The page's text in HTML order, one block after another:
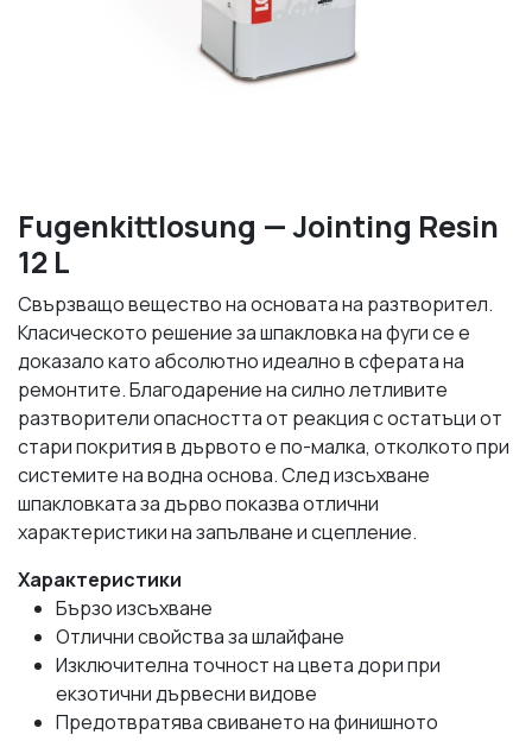
Fugenkittlosung — Jointing Resin
12 L
Свързващо вещество на основата на разтворител.
Класическото решение за шпакловка на фуги се е
доказало като абсолютно идеално в сферата на
ремонтите. Благодарение на силно летливите
разтворители опасността от реакция с остатъци от
стари покрития в дървото е по-малка, отколкото при
системите на водна основа. След изсъхване
шпакловката за дърво показва отлични
характеристики на запълване и сцепление.
Характеристики
Бързо изсъхване
Отлични свойства за шлайфане
Изключителна точност на цвета дори при
екзотични дървесни видове
Предотвратява свиването на финишното